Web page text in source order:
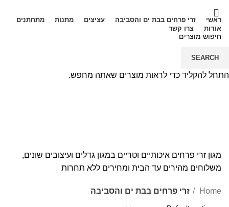
ראשי זרי פרחים בבת ים והסביבה עציצים מתנות
מתחתנים
אודות
צרו קשר
Menu
מגון זרי פרחים איכותיים וטריים במגון גדלים ועיצובים שונים,
משלוחים מהירים עד הבית ומחירים ללא תחרות
Home זרי פרחים בבת ים והסביבה
SEARCH
התחל להקליד כדי לראות מוצרים שאתה מחפש.